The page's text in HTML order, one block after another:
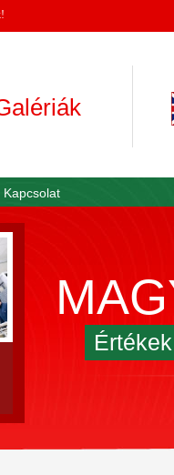
Kapcsolat